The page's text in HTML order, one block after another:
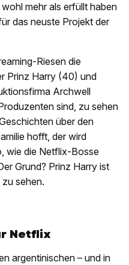
mehr als erfüllt haben
das neuste Projekt der
Riesen die
Prinz Harry (40) und
Archwell
sind, zu sehen
über den
hofft, der wird
wie die Netflix-Bosse
Grund? Prinz Harry ist
sehen.
Netflix
argentinischen – und in